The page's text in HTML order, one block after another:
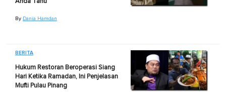
By Dania Hamdan
BERITA
Hukum Restoran Beroperasi Siang
Hari Ketika Ramadan, Ini Penjelasan
Mufti Pulau Pinang